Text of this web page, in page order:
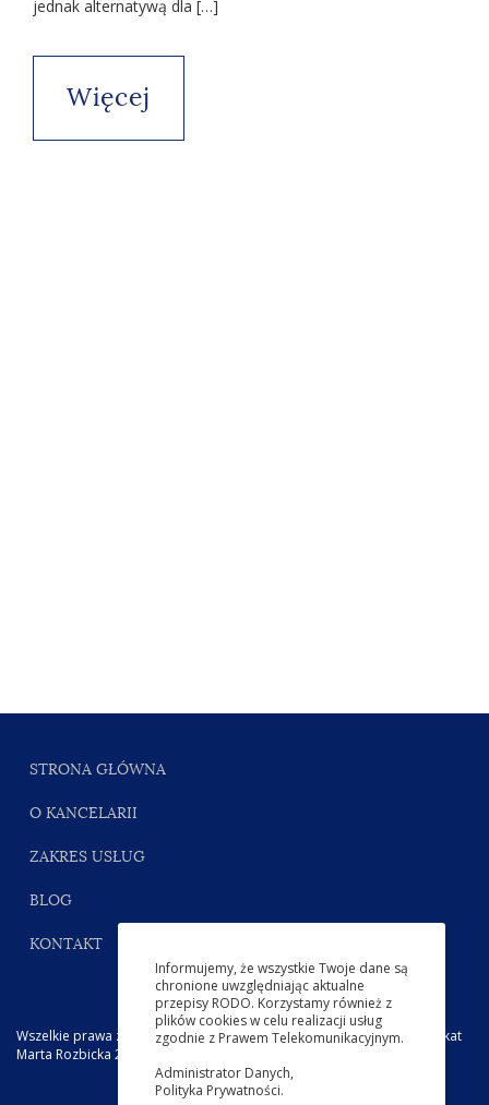
jednak alternatywą dla […]
Więcej
STRONA GŁÓWNA
O KANCELARII
ZAKRES USŁUG
BLOG
KONTAKT
Wszelkie prawa zastrzeżoneKacelaria Adwokacka Olsztyn , Adwokat
Marta Rozbicka 2020
Informujemy, że wszystkie Twoje dane są
chronione uwzględniając aktualne
przepisy RODO. Korzystamy również z
plików cookies w celu realizacji usług
zgodnie z Prawem Telekomunikacyjnym.
Administrator Danych,
Polityka Prywatności.